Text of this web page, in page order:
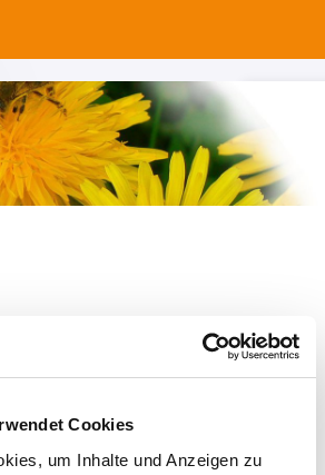
Cookies
um Inhalte und Anzeigen zu